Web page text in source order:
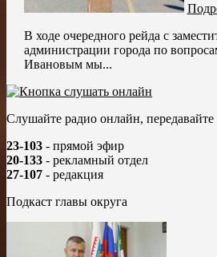
В ходе очередного рейда с
администрации города по
Ивановым мы...
Слушайте радио онлайн,
23-103 - прямой эфир
20-133 - рекламный отдел
27-107 - редакция
Подкаст главы округа